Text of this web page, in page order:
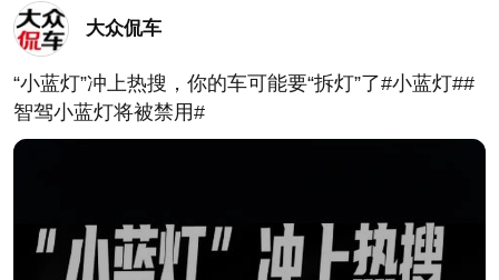
大众侃车
“小蓝灯”冲上热搜，你的车可能要“拆灯”了#小蓝灯##
智驾小蓝灯将被禁用#